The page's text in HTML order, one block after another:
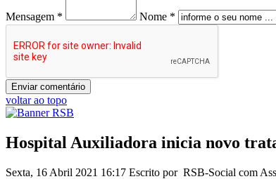
Mensagem * Nome *
voltar ao topo
Hospital Auxiliadora inicia novo
Sexta, 16 Abril 2021 16:17 Escrito por RSB-Social com